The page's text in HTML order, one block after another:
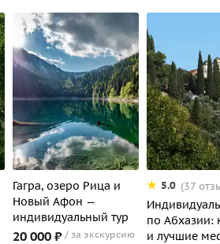
Гагра, озеро Рица и
Новый Афон —
индивидуальный тур
20 000 ₽ за экскурсию
5.0 (37
по Абхазии:
и лучшие